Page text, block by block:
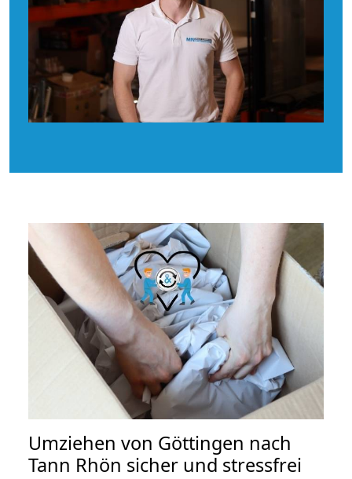
Umziehen von Göttingen nach
Tann Rhön sicher und stressfrei